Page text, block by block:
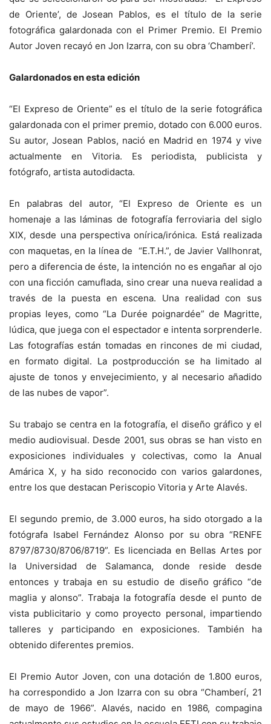
de Oriente’, de Josean Pablos, es el título de la serie
fotográfica galardonada con el Primer Premio. El Premio
Autor Joven recayó en Jon Izarra, con su obra ‘Chamberí’.
Galardonados en esta edición
“El Expreso de Oriente” es el título de la serie fotográfica
galardonada con el primer premio, dotado con 6.000 euros.
Su autor, Josean Pablos, nació en Madrid en 1974 y vive
actualmente en Vitoria. Es periodista, publicista y
fotógrafo, artista autodidacta.
En palabras del autor, “El Expreso de Oriente es un
homenaje a las láminas de fotografía ferroviaria del siglo
XIX, desde una perspectiva onírica/irónica. Está realizada
con maquetas, en la línea de “E.T.H.”, de Javier Vallhonrat,
pero a diferencia de éste, la intención no es engañar al ojo
con una ficción camuflada, sino crear una nueva realidad a
través de la puesta en escena. Una realidad con sus
propias leyes, como “La Durée poignardée” de Magritte,
lúdica, que juega con el espectador e intenta sorprenderle.
Las fotografías están tomadas en rincones de mi ciudad,
en formato digital. La postproducción se ha limitado al
ajuste de tonos y envejecimiento, y al necesario añadido
de las nubes de vapor”.
Su trabajo se centra en la fotografía, el diseño gráfico y el
medio audiovisual. Desde 2001, sus obras se han visto en
exposiciones individuales y colectivas, como la Anual
Amárica X, y ha sido reconocido con varios galardones,
entre los que destacan Periscopio Vitoria y Arte Alavés.
El segundo premio, de 3.000 euros, ha sido otorgado a la
fotógrafa Isabel Fernández Alonso por su obra “RENFE
8797/8730/8706/8719”. Es licenciada en Bellas Artes por
la Universidad de Salamanca, donde reside desde
entonces y trabaja en su estudio de diseño gráfico “de
maglia y alonso”. Trabaja la fotografía desde el punto de
vista publicitario y como proyecto personal, impartiendo
talleres y participando en exposiciones. También ha
obtenido diferentes premios.
El Premio Autor Joven, con una dotación de 1.800 euros,
ha correspondido a Jon Izarra con su obra “Chamberí, 21
de mayo de 1966”. Alavés, nacido en 1986, compagina